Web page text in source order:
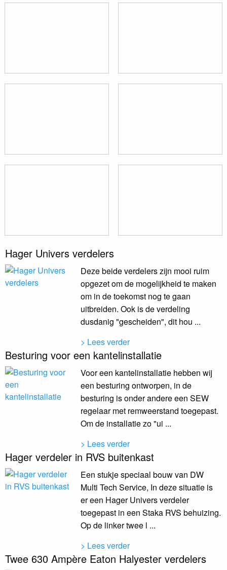
Hager Univers verdelers
Deze beide verdelers zijn mooi ruim
opgezet om de mogelijkheid te maken
om in de toekomst nog te gaan
uitbreiden. Ook is de verdeling
dusdanig "gescheiden", dit hou ...
> Lees verder
Besturing voor een kantelinstallatie
Voor een kantelinstallatie hebben wij
een besturing ontworpen, in de
besturing is onder andere een SEW
regelaar met remweerstand toegepast.
Om de installatie zo "ui ...
> Lees verder
Hager verdeler in RVS buitenkast
Een stukje speciaal bouw van DW
Multi Tech Service, In deze situatie is
er een Hager Univers verdeler
toegepast in een Staka RVS behuizing.
Op de linker twee l ...
> Lees verder
Twee 630 Ampère Eaton Halyester verdelers